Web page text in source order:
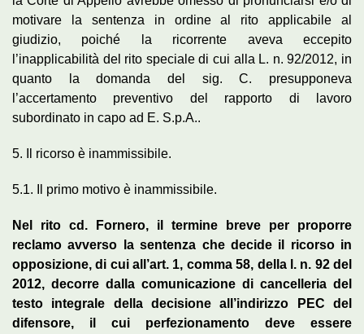
motivare la sentenza in ordine al rito applicabile al
giudizio, poiché la ricorrente aveva eccepito
l’inapplicabilità del rito speciale di cui alla L. n. 92/2012, in
quanto la domanda del sig. C. presupponeva
l’accertamento preventivo del rapporto di lavoro
subordinato in capo ad E. S.p.A..
5. Il ricorso è inammissibile.
5.1. Il primo motivo è inammissibile.
Nel rito cd. Fornero, il termine breve per proporre
reclamo avverso la sentenza che decide il ricorso in
opposizione, di cui all’art. 1, comma 58, della l. n. 92 del
2012, decorre dalla comunicazione di cancelleria del
testo integrale della decisione all’indirizzo PEC del
difensore, il cui perfezionamento deve essere